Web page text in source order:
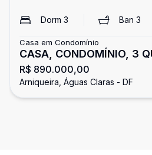
Dorm 3 Ban3
Casa em Condomínio
CASA, CONDOMÍNIO, 3
SUÍTTES, NÃO FINANCIA,
ACEIITTAA FGTS,
R$ 890.000,00
Arniqueira, Águas Claras - DF